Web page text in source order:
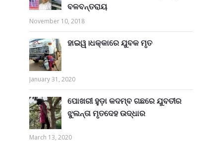
ବଳବନ୍ତରାୟ
November 10, 2018
ହାଇୱ।ଧକ୍କାରେ ଯୁବକ ମୃତ
January 31, 2020
ପୋଖରୀ ହୁଡ଼ା କଦମ୍ବ ଗଛରେ ଯୁବତୀର
ଝୁଲନ୍ତା ମୃତଦେହ ଉଦ୍ଧାର
March 13, 2020